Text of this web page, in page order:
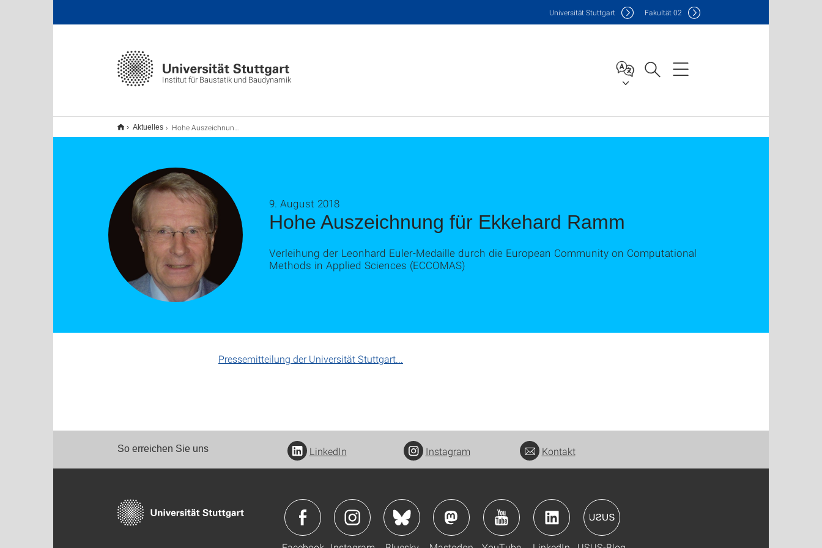
Institut für Baustatik und Baudynamik
Universität Stuttgart Fakultät02
Aktuelles Hohe Auszeichnung für Ekkehard Ramm
Hohe Auszeichnung für Ekkehard Ramm
9. August 2018
Verleihung der Leonhard Euler-Medaille durch die European Community on Computational
Methods in Applied Sciences (ECCOMAS)
Pressemitteilung der Universität Stuttgart...
So erreichen Sie uns LinkedIn Instagram Kontakt